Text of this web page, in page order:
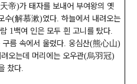
天帝)가 태자를 보내어 부여왕의 옛
수(解慕漱)였다.하늘에서 내려오는
1 백여 인은 모두 흰 고니를 탔다.
름 속에서 울렸다. 웅심산(熊心山)
오는데 머리에는 오우관(烏羽冠)
찼다.